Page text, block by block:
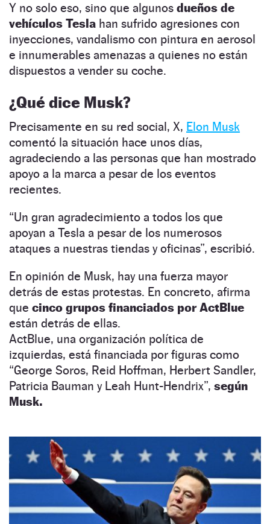
Y no solo eso, sino que algunos dueños de
vehículos Tesla han sufrido agresiones con
inyecciones, vandalismo con pintura en aerosol
e innumerables amenazas a quienes no están
dispuestos a vender su coche.
¿Qué dice Musk?
Precisamente en su red social, X, Elon Musk
comentó la situación hace unos días,
agradeciendo a las personas que han mostrado
apoyo a la marca a pesar de los eventos
recientes.
“Un gran agradecimiento a todos los que
apoyan a Tesla a pesar de los numerosos
ataques a nuestras tiendas y oficinas”, escribió.
En opinión de Musk, hay una fuerza mayor
detrás de estas protestas. En concreto, afirma
que cinco grupos financiados por ActBlue
están detrás de ellas.
ActBlue, una organización política de
izquierdas, está financiada por figuras como
“George Soros, Reid Hoffman, Herbert Sandler,
Patricia Bauman y Leah Hunt-Hendrix”, según
Musk.